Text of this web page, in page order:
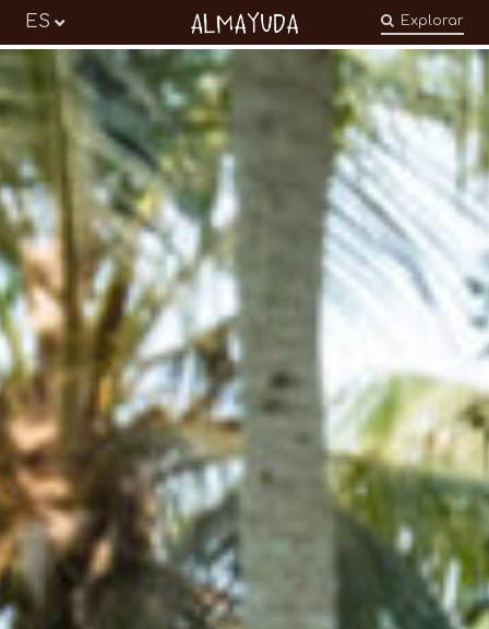
Almayuda
Transformer nos émotions en engagements
Explorar
ES